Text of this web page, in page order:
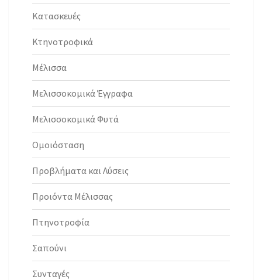
Κατασκευές
Κτηνοτροφικά
Μέλισσα
Μελισσοκομικά Έγγραφα
Μελισσοκομικά Φυτά
Ομοιόσταση
Προβλήματα και Λύσεις
Προιόντα Μέλισσας
Πτηνοτροφία
Σαπούνι
Συνταγές